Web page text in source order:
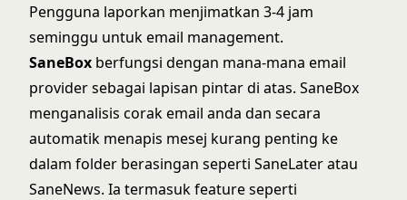
Pengguna laporkan menjimatkan 3-4 jam
seminggu untuk email management.
SaneBox berfungsi dengan mana-mana email
provider sebagai lapisan pintar di atas. SaneBox
menganalisis corak email anda dan secara
automatik menapis mesej kurang penting ke
dalam folder berasingan seperti SaneLater atau
SaneNews. Ia termasuk feature seperti